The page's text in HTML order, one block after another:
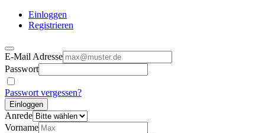
Einloggen
Registrieren
E-Mail Adresse
Passwort
Passwort vergessen?
Einloggen
Anrede
Vorname